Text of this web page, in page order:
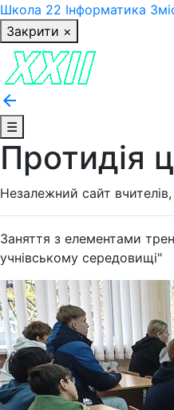
Школа 22 Інформатика
Закрити ×
arrow_back
☰
Протидія
Незалежний сайт вчителів,
Заняття з елементами
учнівському середовищі"